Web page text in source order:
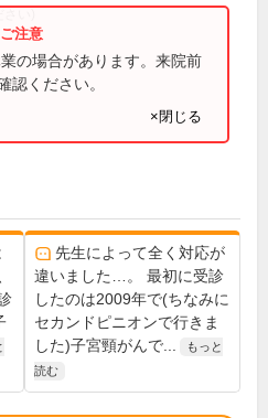
い)
の場合があります。来院前
認ください。
×閉じる
先生によって全く対応が
違いました…。 最初に受診
したのは2009年で(ちなみに
セカンドピニオンで行きま
した)子宮頸がんで...
もっと
読む